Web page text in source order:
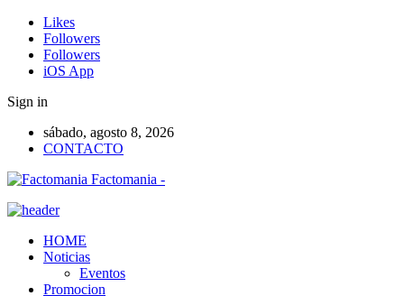
Likes
Followers
Followers
iOS App
Sign in
sábado, agosto 8, 2026
CONTACTO
Factomania -
HOME
Noticias
Eventos
Promocion